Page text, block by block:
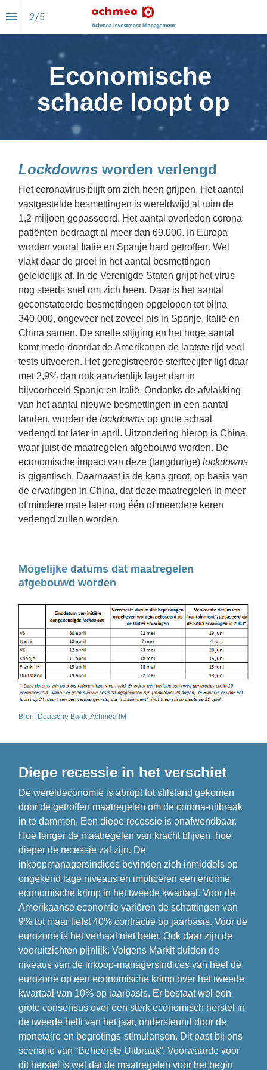
2/5
Economische
schade loopt op
Lockdowns worden verlengd
Het coronavirus blijft om zich heen grijpen. Het aantal
vastgestelde besmettingen is wereldwijd al ruim de
1,2 miljoen gepasseerd. Het aantal overleden corona
patiënten bedraagt al meer dan 69.000. In Europa
worden vooral Italië en Spanje hard getroffen. Wel
vlakt daar de groei in het aantal besmettingen
geleidelijk af. In de Verenigde Staten grijpt het virus
nog steeds snel om zich heen. Daar is het aantal
geconstateerde besmettingen opgelopen tot bijna
340.000, ongeveer net zoveel als in Spanje, Italië en
China samen. De snelle stijging en het hoge aantal
komt mede doordat de Amerikanen de laatste tijd veel
tests uitvoeren. Het geregistreerde sterftecijfer ligt daar
met 2,9% dan ook aanzienlijk lager dan in
bijvoorbeeld Spanje en Italië. Ondanks de afvlakking
van het aantal nieuwe besmettingen in een aantal
landen, worden de lockdowns op grote schaal
verlengd tot later in april. Uitzondering hierop is China,
waar juist de maatregelen afgebouwd worden. De
economische impact van deze (langdurige) lockdowns
is gigantisch. Daarnaast is de kans groot, op basis van
de ervaringen in China, dat deze maatregelen in meer
of mindere mate later nog één of meerdere keren
verlengd zullen worden.
Mogelijke datums dat maatregelen
afgebouwd worden
Bron: Deutsche Bank, Achmea IM
Diepe recessie in het verschiet
De wereldeconomie is abrupt tot stilstand gekomen
door de getroffen maatregelen om de corona-uitbraak
in te dammen. Een diepe recessie is onafwendbaar.
Hoe langer de maatregelen van kracht blijven, hoe
dieper de recessie zal zijn. De
inkoopmanagersindices bevinden zich inmiddels op
ongekend lage niveaus en impliceren een enorme
economische krimp in het tweede kwartaal. Voor de
Amerikaanse economie variëren de schattingen van
9% tot maar liefst 40% contractie op jaarbasis. Voor de
eurozone is het verhaal niet beter. Ook daar zijn de
vooruitzichten pijnlijk. Volgens Markit duiden de
niveaus van de inkoop-managersindices van heel de
eurozone op een economische krimp over het tweede
kwartaal van 10% op jaarbasis. Er bestaat wel een
grote consensus over een sterk economisch herstel in
de tweede helft van het jaar, ondersteund door de
monetaire en begrotings-stimulansen. Dit past bij ons
scenario van “Beheerste Uitbraak”. Voorwaarde voor
dit herstel is wel dat de maatregelen voor het begin